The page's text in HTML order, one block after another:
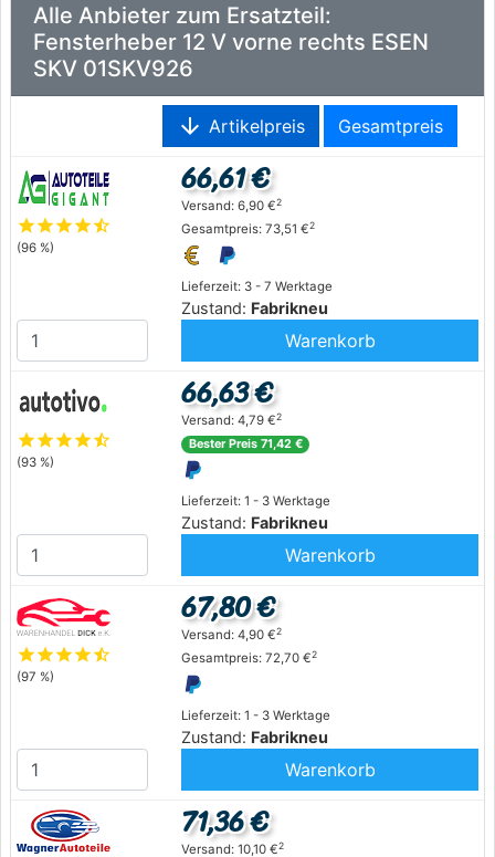
Alle Anbieter zum Ersatzteil:
Fensterheber 12 V vorne rechts ESEN
SKV 01SKV926
arrow_downward Artikelpreis Gesamtpreis
starstarstarstarstar_half
(96 %)
Lieferzeit: 3 - 7 Werktage
Zustand: Fabrikneu
66,61 €
Versand: 6,90 €2
Gesamtpreis: 73,51 €2
Warenkorb
starstarstarstarstar_half
(93 %)
Lieferzeit: 1 - 3 Werktage
Zustand: Fabrikneu
66,63 €
Versand: 4,79 €2
Bester Preis 71,42 €
Warenkorb
starstarstarstarstar_half
(97 %)
Lieferzeit: 1 - 3 Werktage
Zustand: Fabrikneu
67,80 €
Versand: 4,90 €2
Gesamtpreis: 72,70 €2
Warenkorb
71,36 €
Versand: 10,10 €2